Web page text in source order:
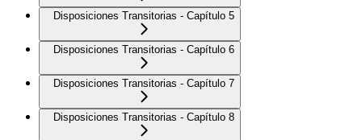
Disposiciones Transitorias - Capítulo 5
Disposiciones Transitorias - Capítulo 6
Disposiciones Transitorias - Capítulo 7
Disposiciones Transitorias - Capítulo 8